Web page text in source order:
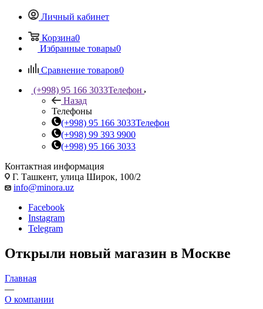
Личный кабинет
Корзина0
Избранные товары0
Сравнение товаров0
(+998) 95 166 3033Телефон
Назад
Телефоны
(+998) 95 166 3033Телефон
(+998) 99 393 9900
(+998) 95 166 3033
Контактная информация
Г. Ташкент, улица Широк, 100/2
info@minora.uz
Facebook
Instagram
Telegram
Открыли новый магазин в Москве
Главная
—
О компании